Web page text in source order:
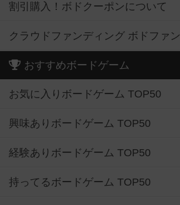
割引購入！ボドクーポンについて
クラウドファンディング ボドファン
おすすめボードゲーム
お気に入りボードゲーム TOP50
興味ありボードゲーム TOP50
経験ありボードゲーム TOP50
持ってるボードゲーム TOP50